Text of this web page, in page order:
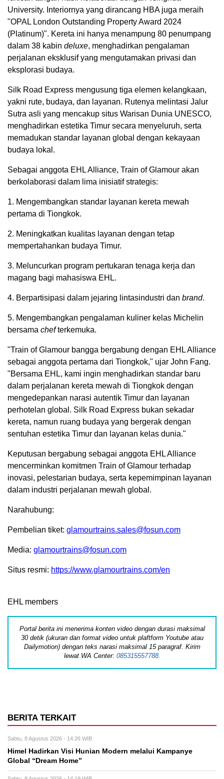
University. Interiornya yang dirancang HBA juga meraih
"OPAL London Outstanding Property Award 2024
(Platinum)". Kereta ini hanya menampung 80 penumpang
dalam 38 kabin deluxe, menghadirkan pengalaman
perjalanan eksklusif yang mengutamakan privasi dan
eksplorasi budaya.
Silk Road Express mengusung tiga elemen kelangkaan,
yakni rute, budaya, dan layanan. Rutenya melintasi Jalur
Sutra asli yang mencakup situs Warisan Dunia UNESCO,
menghadirkan estetika Timur secara menyeluruh, serta
memadukan standar layanan global dengan kekayaan
budaya lokal.
Sebagai anggota EHL Alliance, Train of Glamour akan
berkolaborasi dalam lima inisiatif strategis:
1. Mengembangkan standar layanan kereta mewah
pertama di Tiongkok.
2. Meningkatkan kualitas layanan dengan tetap
mempertahankan budaya Timur.
3. Meluncurkan program pertukaran tenaga kerja dan
magang bagi mahasiswa EHL.
4. Berpartisipasi dalam jejaring lintasindustri dan brand.
5. Mengembangkan pengalaman kuliner kelas Michelin
bersama chefterkemuka.
"Train of Glamour bangga bergabung dengan EHL Alliance
sebagai anggota pertama dari Tiongkok," ujar John Fang.
"Bersama EHL, kami ingin menghadirkan standar baru
dalam perjalanan kereta mewah di Tiongkok dengan
mengedepankan narasi autentik Timur dan layanan
perhotelan global. Silk Road Express bukan sekadar
kereta, namun ruang budaya yang bergerak dengan
sentuhan estetika Timur dan layanan kelas dunia."
Keputusan bergabung sebagai anggota EHL Alliance
mencerminkan komitmen Train of Glamour terhadap
inovasi, pelestarian budaya, serta kepemimpinan layanan
dalam industri perjalanan mewah global.
Narahubung:
Pembelian tiket: glamourtrains.sales@fosun.com
Media: glamourtrains@fosun.com
Situs resmi: https://www.glamourtrains.com/en
EHL members
Portal berita ini menerima konten video dengan durasi maksimal
30 detik (ukuran dan format video untuk plaftform Youtube atau
Dailymotion) dengan teks narasi maksimal 15 paragraf. Kirim
lewat WA Center: 085315557788.
BERITA TERKAIT
Sabtu, 8 Agustus 2026 - 14:26 WIB
Himel Hadirkan Visi Hunian Modern melalui Kampanye
Global “Dream Home”